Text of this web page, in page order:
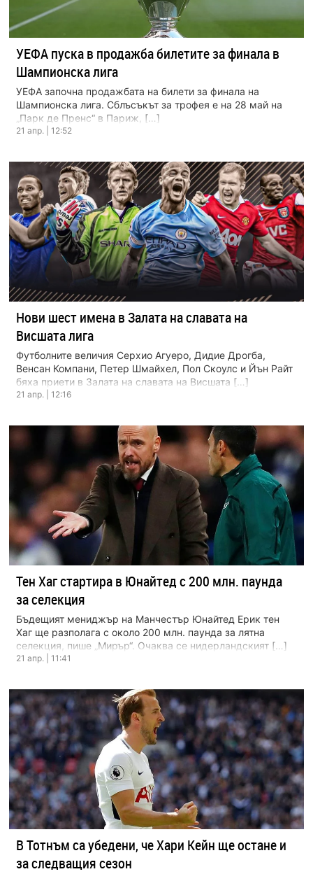
УЕФА пуска в продажба билетите за финала в
Шампионска лига
УЕФА започна продажбата на билети за финала на
Шампионска лига. Сблъсъкът за трофея е на 28 май на
„Парк де Пренс“ в Париж, […]
21 апр. | 12:52
Нови шест имена в Залата на славата на
Висшата лига
Футболните величия Серхио Агуеро, Дидие Дрогба,
Венсан Компани, Петер Шмайхел, Пол Скоулс и Йън Райт
бяха приети в Залата на славата на Висшата […]
21 апр. | 12:16
Тен Хаг стартира в Юнайтед с 200 млн. паунда
за селекция
Бъдещият мениджър на Манчестър Юнайтед Ерик тен
Хаг ще разполага с около 200 млн. паунда за лятна
селекция, пише „Мирър“. Очаква се нидерландският […]
21 апр. | 11:41
В Тотнъм са убедени, че Хари Кейн ще остане и
за следващия сезон